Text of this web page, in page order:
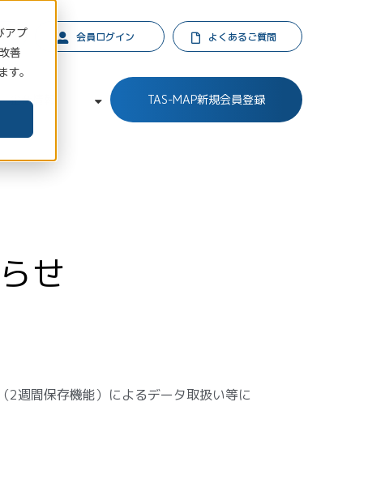
アプ
善
。
会員ログイン よくあるご質問
企業情報 TAS-MAP新規会員登録
せ
週間保存機能）によるデータ取扱い等に